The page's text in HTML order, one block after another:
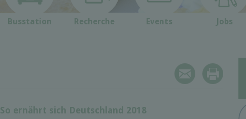
Busstation Recherche Events Jobs
So ernährt sich Deutschland 2018